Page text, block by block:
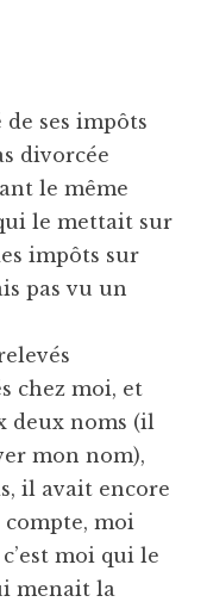
ses impôts
divorcée
le même
le mettait sur
impôts sur
pas vu un
chez moi, et
deux noms (il
mon nom),
il avait encore
compte, moi
moi qui le
menait la